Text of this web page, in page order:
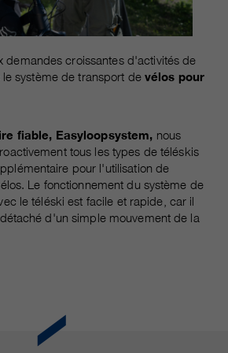
demandes croissantes d'activités de
le système de transport de vélos pour
fiable, Easyloopsystem, nous
tous les types de téléskis
pour l'utilisation de
Le fonctionnement du système de
le téléski est facile et rapide, car il
d'un simple mouvement de la
pour la session actuelle du
C’est utilisé pour protéger contre
cookie_optin
sgalinski Cookie Opt In
30 jours
comprennent le suivi et les
_ga, _gid, _gat, __utma, __utmb,
__utmc, __utmd, __utmz
varie entre 2 ans et 6 mois, voire
moins.
Ces cookies sont utilisés par
Google Analytics pour collecter
différents types d’informations
dispositions sur la protection des
données de Google Analytics sur
https://policies.google.com/privacy.
sur les cookies